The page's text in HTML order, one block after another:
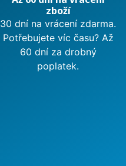
zboží
30 dní na vrácení zdarma.
Potřebujete víc času? Až
60 dní za drobný
poplatek.